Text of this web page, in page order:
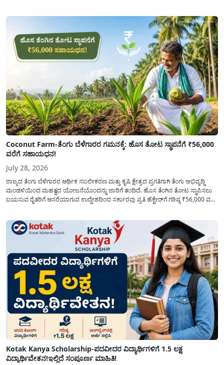
Coconut Farm-ತೆಂಗು ಬೆಳೆಗಾರರ ಗಮನಕ್ಕೆ: ಹೊಸ ತೋಟ ಸ್ಥಾಪನೆಗೆ ₹56,000
ವರೆಗೆ ಸಹಾಯಧನ!
July 28, 2026
ರಾಜ್ಯದ ತೆಂಗು ಬೆಳೆಗಾರರ ಆರ್ಥಿಕ ಸಬಲೀಕರಣ ಮತ್ತು ಕೃಷಿ ಕ್ಷೇತ್ರದ ಪ್ರಗತಿಗಾಗಿ ತೆಂಗು ಅಭಿವೃದ್ದಿ
ಮಂಡಳಿಯಿಂದ ಮಹತ್ವದ ಯೋಜನೆಯೊಂದನ್ನು ಜಾರಿಗೆ ತಂದಿದೆ. ಹೊಸ ತೆಂಗಿನ ತೋಟ ಸ್ಥಾಪಿಸಲು
ಬಯಸುವ ರೈತರಿಗೆ ಆಸರೆಯಾಗುವ ಉದ್ದೇಶದಿಂದ ಸರ್ಕಾರವು ಪ್ರತಿ ಹೆಕ್ಟೇರ್‌ಗೆ ಗರಿಷ್ಠ ₹56,000 ವರೆಗೆ
Kotak Kanya Scholarship-ಪದವೀದರ ವಿದ್ಯಾರ್ಥಿಗಳಿಗೆ 1.5 ಲಕ್ಷ
ವಿದ್ಯಾರ್ಥಿವೇತನ!ಇಲ್ಲಿದೆ ಸಂಪೂರ್ಣ ಮಾಹಿತಿ!